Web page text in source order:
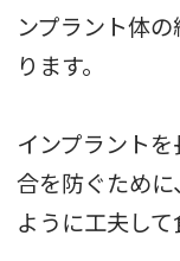
ンプラント体
ります。
インプラント
合を防ぐため
ように工夫して